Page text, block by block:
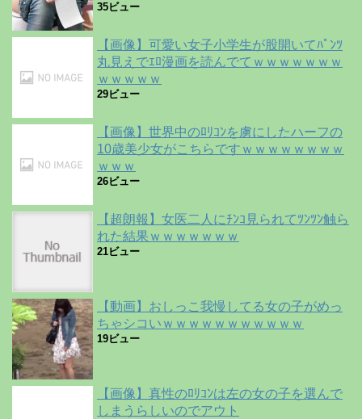
35ビュー
【画像】可愛い女子小学生が股開いてﾊﾟﾝﾂ
丸見えでｴﾛ漫画を読んでてｗｗｗｗｗｗｗ
ｗｗｗｗｗ
29ビュー
【画像】世界中のﾛﾘｺﾝを虜にしたハーフの
10歳美少女がこちらですｗｗｗｗｗｗｗｗ
ｗｗｗ
26ビュー
【超朗報】女医二人にﾁﾝｺ見られてﾂﾝﾂﾝ触ら
れた結果ｗｗｗｗｗｗｗ
21ビュー
【動画】おしっこ我慢してる女の子がめっ
ちゃシコいｗｗｗｗｗｗｗｗｗｗｗ
19ビュー
【画像】真性のﾛﾘｺﾝは左の女の子を選んで
しまうらしいのでアウト